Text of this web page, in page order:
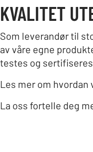
KVALITET
Som leverandør til
av våre egne
testes og
Les mer om
La oss fortelle deg